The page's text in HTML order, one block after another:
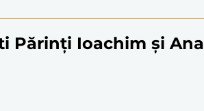
Părinți Ioachim și Ana